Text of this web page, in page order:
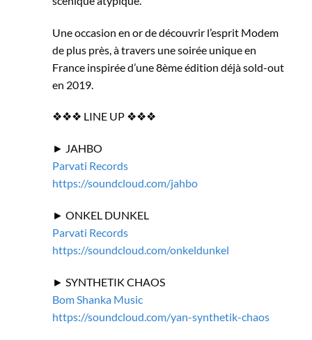
Une occasion en or de découvrir l’esprit Modem
de plus près, à travers une soirée unique en
France inspirée d’une 8ème édition déjà sold-out
en 2019.
❖❖❖ LINE UP ❖❖❖
► JAHBO
Parvati Records
https://soundcloud.com/jahbo
► ONKEL DUNKEL
Parvati Records
https://soundcloud.com/onkeldunkel
► SYNTHETIK CHAOS
Bom Shanka Music
https://soundcloud.com/yan-synthetik-chaos